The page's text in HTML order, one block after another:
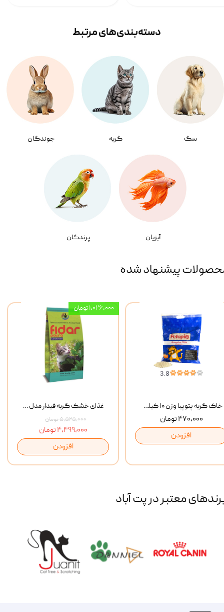
سگ گربه جوندگان
آبزیان پرندگان
دسته‌بندی‌‌های مرتبط
پیشنهاد شده
غذای خشک گربه فیدار مدل Adult وزن 10 کیلوگرم
۵,۵۲۵,۰۰۰ تومان
۴,۴۹۹,۰۰۰ تومان
افزودن
۱,۰۲۶,۰۰۰ تومان
خاک گربه پتوپیا وزن ۱۰ کیلوگرم
۴۷۰,۰۰۰ تومان
افزودن
معتبر در پت آباد